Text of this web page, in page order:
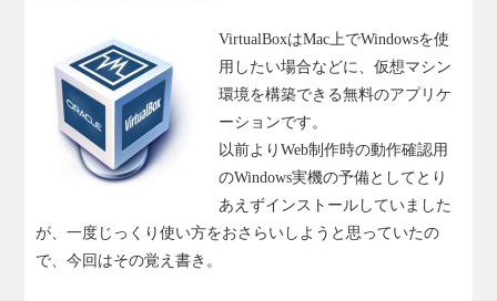
VirtualBoxはMac上でWindowsを使
用したい場合などに、仮想マシン
環境を構築できる無料のアプリケ
ーションです。
以前よりWeb制作時の動作確認用
のWindows実機の予備としてとり
あえずインストールしていました
が、一度じっくり使い方をおさらいしようと思っていたの
で、今回はその覚え書き。